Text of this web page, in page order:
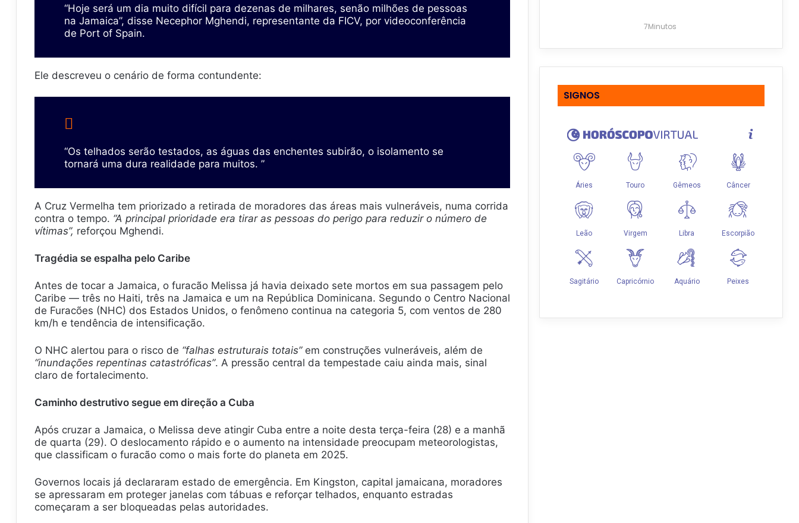
“Hoje será um dia muito difícil para dezenas de milhares, senão milhões de pessoas
na Jamaica”, disse Necephor Mghendi, representante da FICV, por videoconferência
de Port of Spain.
Ele descreveu o cenário de forma contundente:
“Os telhados serão testados, as águas das enchentes subirão, o isolamento se
tornará uma dura realidade para muitos. ”
A Cruz Vermelha tem priorizado a retirada de moradores das áreas mais vulneráveis, numa corrida
contra o tempo. “A principal prioridade era tirar as pessoas do perigo para reduzir o número de
vítimas”, reforçou Mghendi.
Tragédia se espalha pelo Caribe
Antes de tocar a Jamaica, o furacão Melissa já havia deixado sete mortos em sua passagem pelo
Caribe — três no Haiti, três na Jamaica e um na República Dominicana. Segundo o Centro Nacional
de Furacões (NHC) dos Estados Unidos, o fenômeno continua na categoria 5, com ventos de 280
km/h e tendência de intensificação.
O NHC alertou para o risco de “falhas estruturais totais”em construções vulneráveis, além de
“inundações repentinas catastróficas”. A pressão central da tempestade caiu ainda mais, sinal
claro de fortalecimento.
Caminho destrutivo segue em direção a Cuba
Após cruzar a Jamaica, o Melissa deve atingir Cuba entre a noite desta terça-feira (28) e a manhã
de quarta (29). O deslocamento rápido e o aumento na intensidade preocupam meteorologistas,
que classificam o furacão como o mais forte do planeta em 2025.
Governos locais já declararam estado de emergência. Em Kingston, capital jamaicana, moradores
se apressaram em proteger janelas com tábuas e reforçar telhados, enquanto estradas
começaram a ser bloqueadas pelas autoridades.
7Minutos
SIGNOS